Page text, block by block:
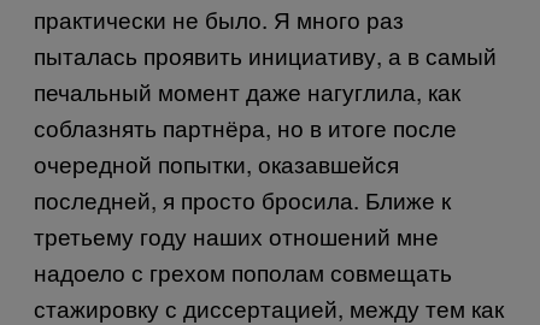
практически не было. Я много раз
пыталась проявить инициативу, а в самый
печальный момент даже нагуглила, как
соблазнять партнёра, но в итоге после
очередной попытки, оказавшейся
последней, я просто бросила. Ближе к
третьему году наших отношений мне
надоело с грехом пополам совмещать
стажировку с диссертацией, между тем как